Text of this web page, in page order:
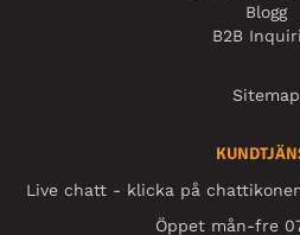
Blogg
B2B
Sitemap
Live chatt - klicka på
Öppet mån-fre